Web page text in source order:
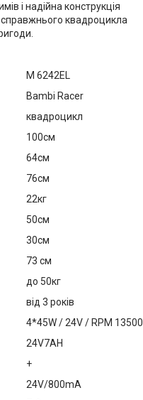
і надійна конструкція
квадроцикла
M 6242EL
Bambi Racer
квадроцикл
100см
64см
76см
22кг
50см
30cм
73 см
до 50кг
від 3 років
4*45W / 24V / RPM 13500
24V7AH
+
24V/800mA